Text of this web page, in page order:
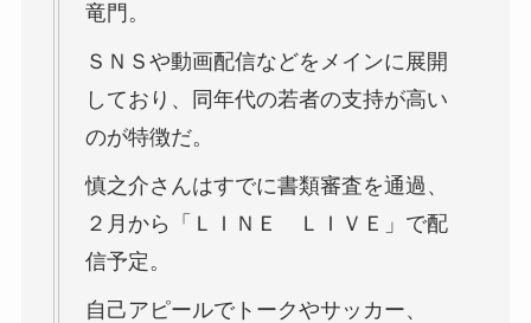
竜門。
ＳＮＳや動画配信などをメインに展開
しており、同年代の若者の支持が高い
のが特徴だ。
慎之介さんはすでに書類審査を通過、
２月から「ＬＩＮＥ ＬＩＶＥ」で配
信予定。
自己アピールでトークやサッカー、